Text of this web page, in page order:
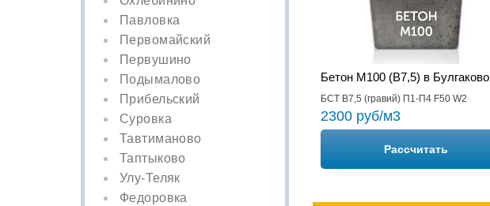
Павловка
Первомайский
Первушино
Подымалово
Прибельский
Суровка
Тавтиманово
Таптыково
Улу-Теляк
Федоровка
Бетон М100 (B7,5) в Булгаково
БСТ В7,5 (гравий) П1-П4 F50 W2
2300 руб/м3
Рассчитать